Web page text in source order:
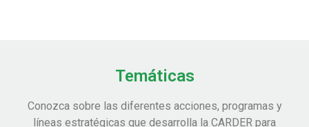
Temáticas
Conozca sobre las diferentes acciones, programas y
líneas estratégicas que desarrolla la CARDER para